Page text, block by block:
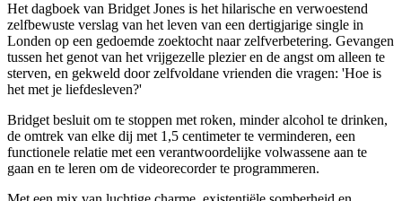
Het dagboek van Bridget Jones is het hilarische en verwoestend
zelfbewuste verslag van het leven van een dertigjarige single in
Londen op een gedoemde zoektocht naar zelfverbetering. Gevangen
tussen het genot van het vrijgezelle plezier en de angst om alleen te
sterven, en gekweld door zelfvoldane vrienden die vragen: 'Hoe is
het met je liefdesleven?'
Bridget besluit om te stoppen met roken, minder alcohol te drinken,
de omtrek van elke dij met 1,5 centimeter te verminderen, een
functionele relatie met een verantwoordelijke volwassene aan te
gaan en te leren om de videorecorder te programmeren.